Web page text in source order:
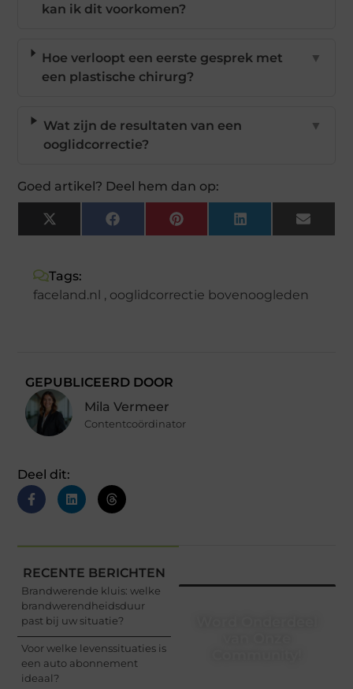
kan ik dit voorkomen?
Hoe verloopt een eerste gesprek met
een plastische chirurg?
▼
Wat zijn de resultaten van een
ooglidcorrectie?
▼
Goed artikel? Deel hem dan op:
X
(Twitter)
FacebookPinterestLinkedIn Email
Tags:
faceland.nl , ooglidcorrectie bovenoogleden
GEPUBLICEERD DOOR
Mila Vermeer
Contentcoördinator
Deel dit:
RECENTE BERICHTEN
Brandwerende kluis: welke
brandwerendheidsduur
past bij uw situatie?
Voor welke levenssituaties is
een auto abonnement
ideaal?